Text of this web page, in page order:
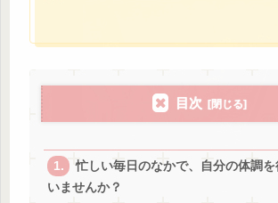
目次
忙しい毎日のなかで、自分の体調
いませんか？